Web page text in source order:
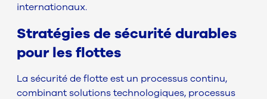
internationaux.
Stratégies de sécurité durables
pour les flottes
La sécurité de flotte est un processus continu,
combinant solutions technologiques, processus